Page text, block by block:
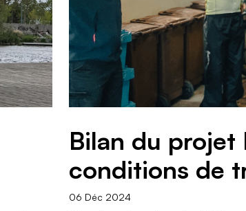
Bilan du projet
conditions de
06 Déc 2024